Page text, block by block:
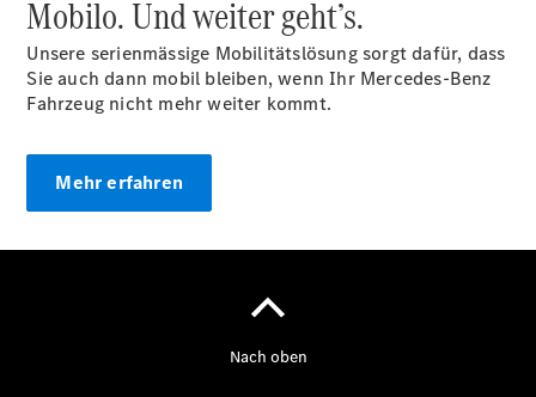
Ansprechpartner
Standort &
Öffnungszeiten
Servicetermin
Mobilo. Und weiter geht’s.
Unsere serienmässige Mobilitätslösung sorgt dafür, dass
Sie auch dann mobil bleiben, wenn Ihr Mercedes-Benz
Fahrzeug nicht mehr weiter kommt.
Mehr erfahren